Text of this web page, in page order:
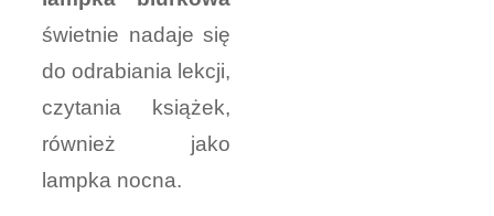
świetnie nadaje się
do odrabiania lekcji,
czytania książek,
również jako
lampka nocna.